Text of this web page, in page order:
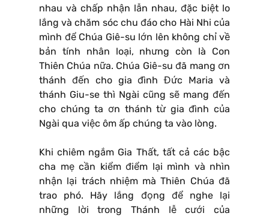
nhau và chấp nhận lẫn nhau, đặc biệt lo
lắng và chăm sóc chu đáo cho Hài Nhi của
mình để Chúa Giê-su lớn lên không chỉ về
bản tính nhân loại, nhưng còn là Con
Thiên Chúa nữa. Chúa Giê-su đã mang ơn
thánh đến cho gia đình Đức Maria và
thánh Giu-se thì Ngài cũng sẽ mang đến
cho chúng ta ơn thánh từ gia đình của
Ngài qua việc ôm ấp chúng ta vào lòng.
Khi chiêm ngắm Gia Thất, tất cả các bậc
cha mẹ cần kiểm điểm lại mình và nhìn
nhận lại trách nhiệm mà Thiên Chúa đã
trao phó. Hãy lắng đọng để nghe lại
những lời trong Thánh lễ cưới của